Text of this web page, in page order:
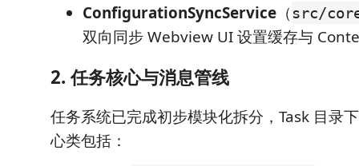
ConfigurationSyncService （ src/
双向同步 Webview UI 设置缓存与
2. 任务核心与消息管线
任务系统已完成初步模块化拆分，Task 目录
心类包括：